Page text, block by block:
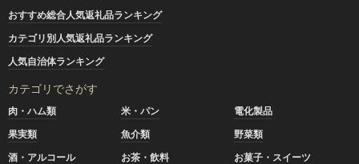
おすすめ総合人気返礼品ランキング
カテゴリ別人気返礼品ランキング
人気自治体ランキング
カテゴリでさがす
肉・ハム類 米・パン
電化製品
果実類
魚介類
野菜類
酒・アルコール
お茶・飲料
お菓子・スイーツ